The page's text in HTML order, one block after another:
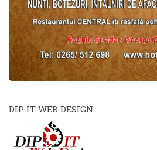
DIP IT WEB DESIGN